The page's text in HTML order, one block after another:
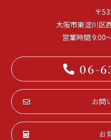
〒
大阪市東淀川区
営業時間 9:00
06-
お問
お